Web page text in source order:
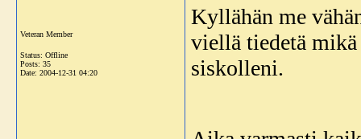
Veteran Member
Status: Offline
Posts: 35
Date: 2004-12-31 04:20
Kyllähän me
viellä tiedetä
siskolleni.